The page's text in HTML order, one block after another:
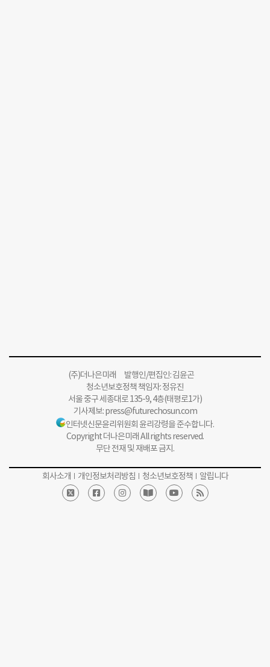
(주)더나은미래 발행인/편집인: 김윤곤
청소년보호정책 책임자: 정유진
서울 중구 세종대로 135-9, 4층(태평로1가)
기사제보:press@futurechosun.com
인터넷신문윤리위원회 윤리강령을 준수합니다.
Copyright 더나은미래 All rights reserved.
무단 전재 및 재배포 금지.
회사소개 개인정보처리방침 청소년보호정책 알립니다